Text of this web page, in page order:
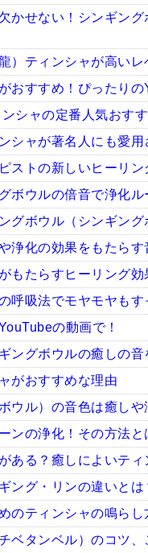
かせない！シンギン
）ティンシャが高い
おすすめ！ぴったりの
シャの定番人気おす
シャが著名人にも愛用
ストの新しいヒーリン
ボウルの倍音で浄化ル
グボウル（シンギン
浄化の効果をもたらす
もたらすヒーリング効
呼吸法でモヤモヤもす
の動画で！
ングボウルの癒しの
がおすすめな理由
ウル）の音色は癒しや
ンの浄化！その方法と
ある？癒しによいテ
ング・リンの違いとは
のティンシャの鳴らし
ベタンベル）のコツ、